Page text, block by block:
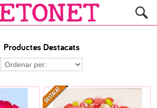
Productes Destacats